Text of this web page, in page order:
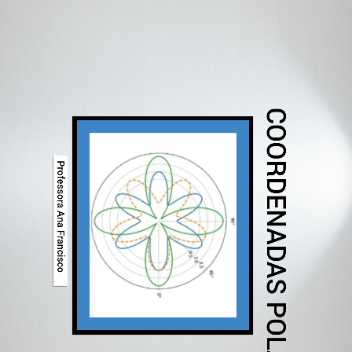
Professora Ana Francisco